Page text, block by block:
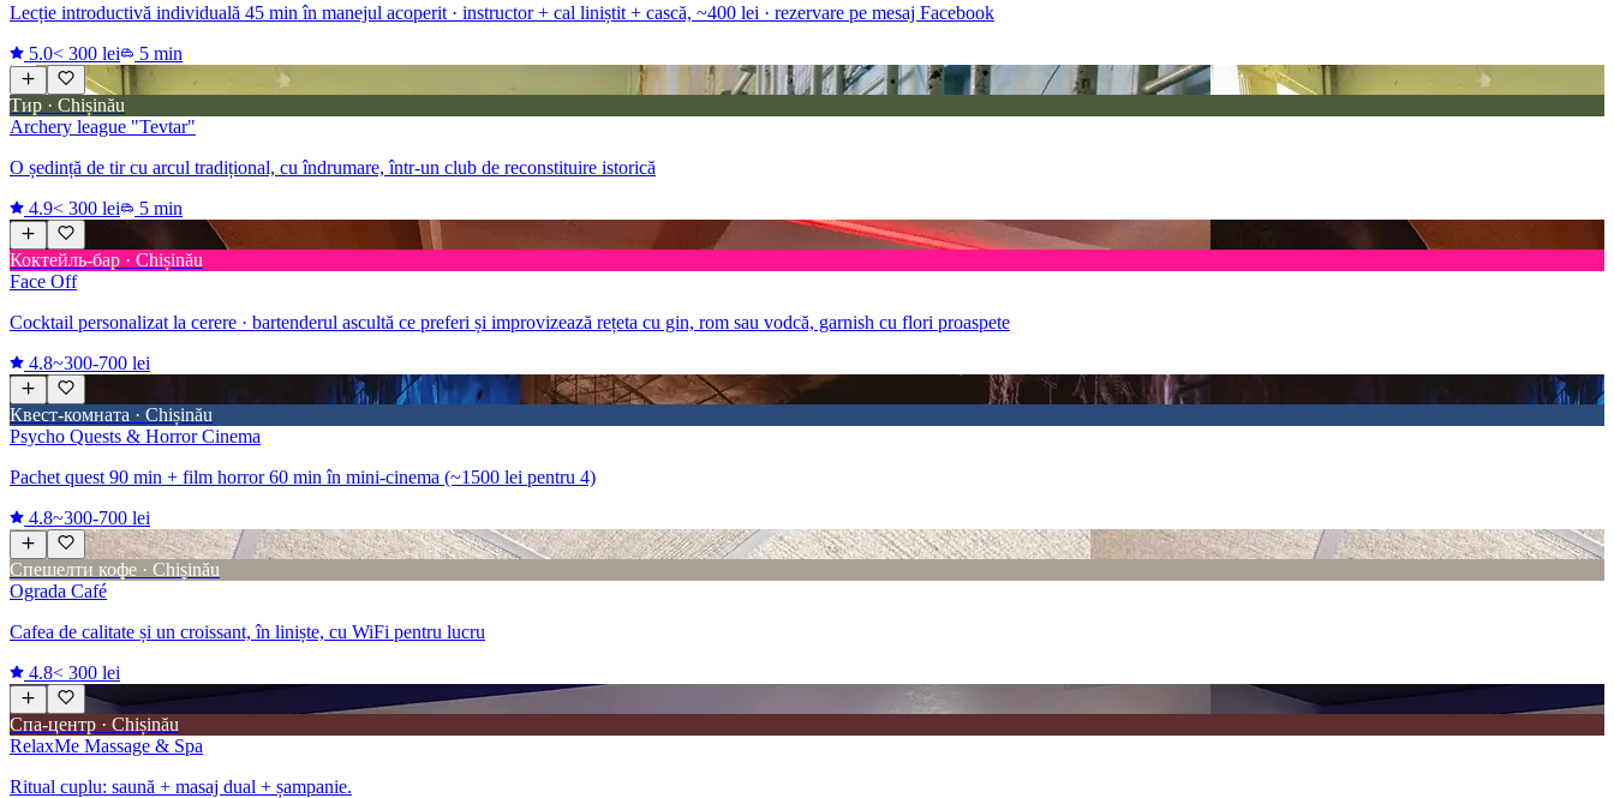
Lecție introductivă individuală 45 min în manejul acoperit · instructor + cal liniștit + cască, ~400 lei · rezervare pe mesaj Facebook
5.0< 300 lei 5 min
Тир · Chișinău
Archery league "Tevtar"
O ședință de tir cu arcul tradițional, cu îndrumare, într-un club de reconstituire istorică
4.9< 300 lei 5 min
Коктейль-бар · Chișinău
Face Off
Cocktail personalizat la cerere · bartenderul ascultă ce preferi și improvizează rețeta cu gin, rom sau vodcă, garnish cu flori proaspete
4.8~300-700 lei
Квест-комната · Chișinău
Psycho Quests & Horror Cinema
Pachet quest 90 min + film horror 60 min în mini-cinema (~1500 lei pentru 4)
4.8~300-700 lei
Спешелти кофе · Chișinău
Ograda Café
Cafea de calitate și un croissant, în liniște, cu WiFi pentru lucru
4.8< 300 lei
Спа-центр · Chișinău
RelaxMe Massage & Spa
Ritual cuplu: saună + masaj dual + șampanie.